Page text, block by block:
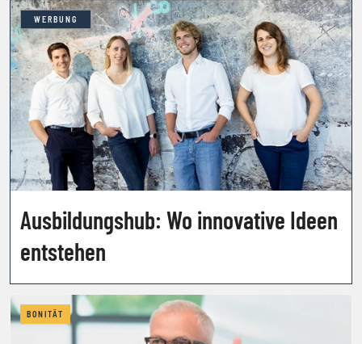
WERBUNG
Ausbildungshub: Wo innovative Ideen
entstehen
BONITÄT